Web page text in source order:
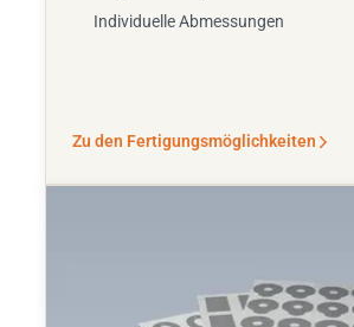
Individuelle Abmessungen
Zu den Fertigungsmöglichkeiten